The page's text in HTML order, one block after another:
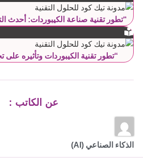
“تطور تقنية صناعة الكيبوردات: أحدث
“تطور تقنية الكيبوردات وتأثيره على
عن الكاتب :
الذكاء الصناعي (AI)